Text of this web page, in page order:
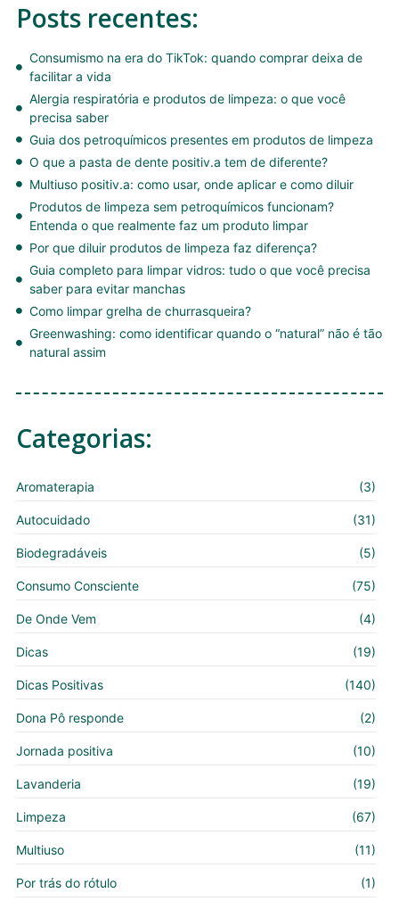
Posts recentes:
Consumismo na era do TikTok: quando comprar deixa de
facilitar a vida
Alergia respiratória e produtos de limpeza: o que você
precisa saber
Guia dos petroquímicos presentes em produtos de limpeza
O que a pasta de dente positiv.a tem de diferente?
Multiuso positiv.a: como usar, onde aplicar e como diluir
Produtos de limpeza sem petroquímicos funcionam?
Entenda o que realmente faz um produto limpar
Por que diluir produtos de limpeza faz diferença?
Guia completo para limpar vidros: tudo o que você precisa
saber para evitar manchas
Como limpar grelha de churrasqueira?
Greenwashing: como identificar quando o “natural” não é tão
natural assim
Categorias:
Aromaterapia (3)
Autocuidado (31)
Biodegradáveis (5)
Consumo Consciente (75)
De Onde Vem (4)
Dicas (19)
Dicas Positivas (140)
Dona Pô responde (2)
Jornada positiva (10)
Lavanderia (19)
Limpeza (67)
Multiuso (11)
Por trás do rótulo (1)